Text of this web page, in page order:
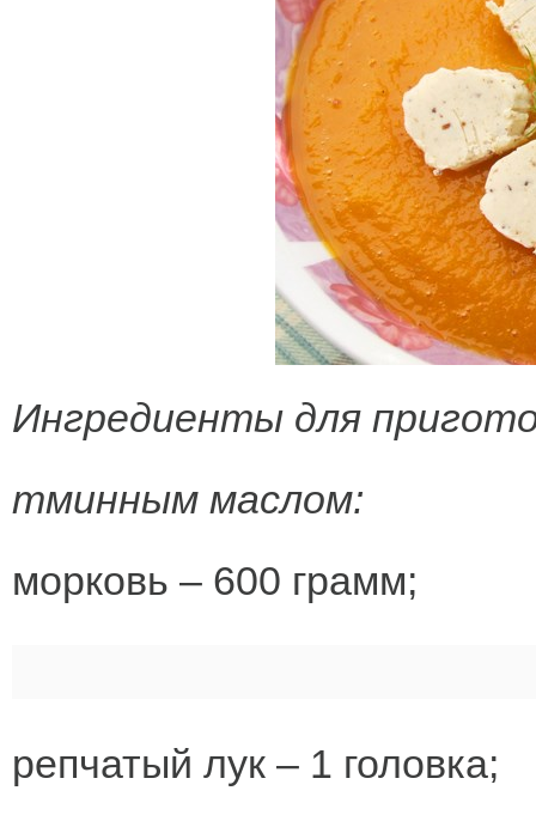
Ингредиенты для
тминным маслом:
морковь – 600 грамм;
репчатый лук – 1 головка;